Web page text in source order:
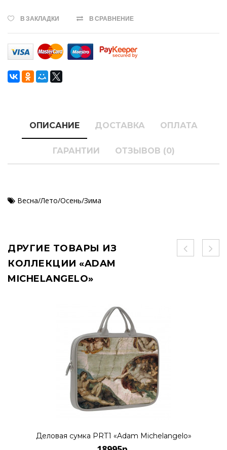
В ЗАКЛАДКИ В СРАВНЕНИЕ
ОПИСАНИЕ ДОСТАВКА ОПЛАТА
ГАРАНТИИ ОТЗЫВОВ (0)
Весна/Лето/Осень/Зима
ДРУГИЕ ТОВАРЫ ИЗ
КОЛЛЕКЦИИ «ADAM
MICHELANGELO»
Деловая сумка PRT1 «Adam Michelangelo»